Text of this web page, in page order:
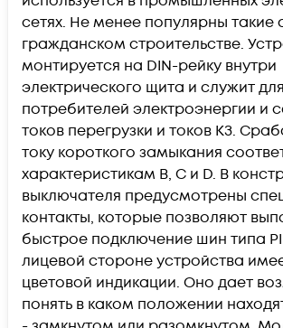
сетях. Не менее популярны такие
гражданском строительстве.
монтируется на DIN-рейку внутри
электрического щита и служит
потребителей электроэнергии и
токов перегрузки и токов КЗ.
току короткого замыкания
характеристикам B, C и D. В
выключателя предусмотрены
контакты, которые позволяют
быстрое подключение шин типа
лицевой стороне устройства
цветовой индикации. Оно дает
понять в каком положении